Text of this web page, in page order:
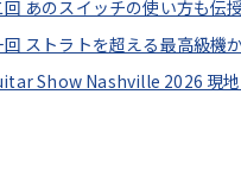
あのスイッチの使い方も伝
ストラトを超える最高級
Show Nashville 2026